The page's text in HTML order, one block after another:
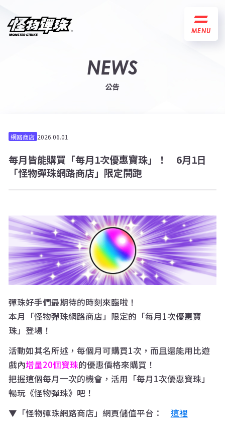
MENU
NEWS
公告
網路商店 2026.06.01
每月皆能購買「每月1次優惠寶珠」！ 6月1日
「怪物彈珠網路商店」限定開跑
彈珠好手們最期待的時刻來臨啦！
本月「怪物彈珠網路商店」限定的「每月1次優惠寶
珠」登場！
活動如其名所述， 每個月可購買1次， 而且還能用比遊
戲內增量20個寶珠的優惠價格來購買！
把握這個每月一次的機會，活用「每月1次優惠寶珠」
暢玩《怪物彈珠》吧！
▼「怪物彈珠網路商店」網頁儲值平台： 這裡